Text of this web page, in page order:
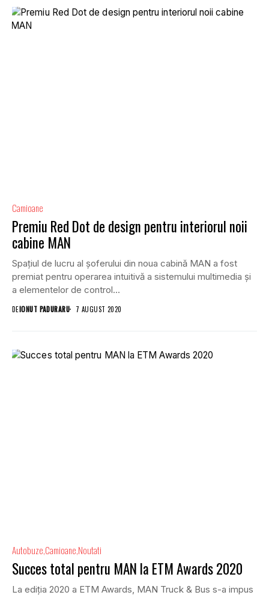
Camioane
Premiu Red Dot de design pentru interiorul noii
cabine MAN
Spațiul de lucru al șoferului din noua cabină MAN a fost
premiat pentru operarea intuitivă a sistemului multimedia și
a elementelor de control...
DEIONUT PADURARU 7 AUGUST 2020
Autobuze Camioane Noutati
Succes total pentru MAN la ETM Awards 2020
La ediția 2020 a ETM Awards, MAN Truck & Bus s-a impus